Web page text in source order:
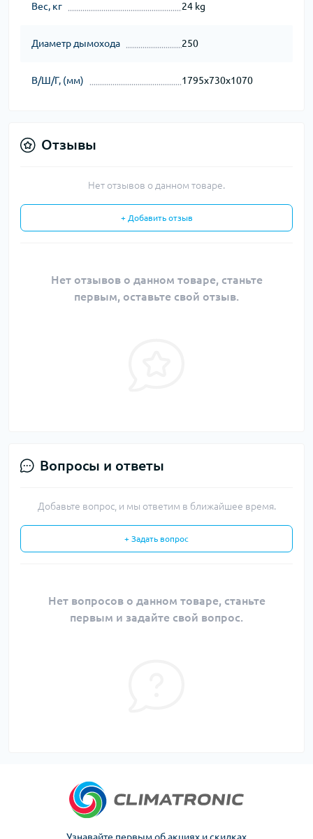
Вес, кг 24 kg
Диаметр дымохода 250
В/Ш/Г, (мм) 1795х730х1070
Отзывы
Нет отзывов о данном товаре.
+ Добавить отзыв
Нет отзывов о данном товаре, станьте
первым, оставьте свой отзыв.
Вопросы и ответы
Добавьте вопрос, и мы ответим в ближайшее время.
+ Задать вопрос
Нет вопросов о данном товаре, станьте
первым и задайте свой вопрос.